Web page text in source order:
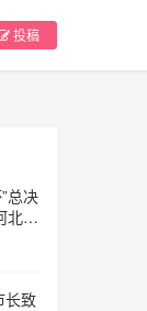
投稿
总决
北大
长致